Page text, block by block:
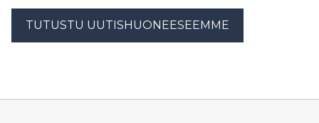
TUTUSTU UUTISHUONEESEEMME